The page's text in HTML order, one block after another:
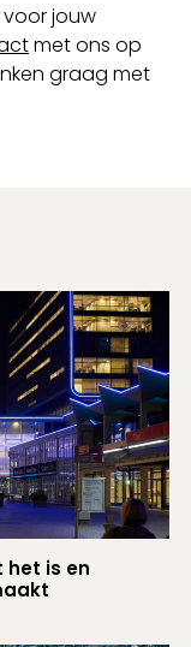
voor jouw
met ons op
graag met
het is en